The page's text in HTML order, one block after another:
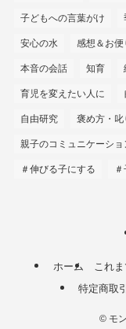
子どもへの言葉がけ
安心の水 感想＆お便
本音の会話 知育
育児を変えたい人に
自由研究 褒め方・叱
親子のコミュニケーショ
＃伸びる子にする
ホーム これ
特定商取
©モ